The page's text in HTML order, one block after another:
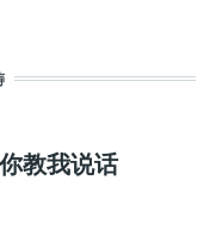
教我说话